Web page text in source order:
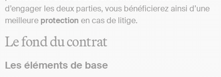
d’engager les deux parties, vous bénéficierez ainsi d’une
meilleure protection en cas de litige.
Le fond du contrat
Les éléments de base